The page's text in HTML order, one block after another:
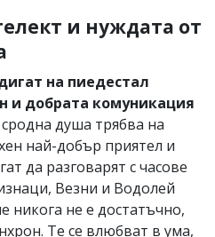
и нуждата от
на пиедестал
и добрата комуникация
душа трябва на
най-добър приятел и
да разговарят с часове
Везни и Водолей
никога не е достатъчно,
Те се влюбват в ума,